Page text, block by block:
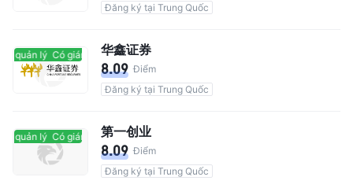
Đăng ký tại Trung Quốc
quản lý Có giám sát quản lý
华鑫证券
8.09 Điểm
Đăng ký tại Trung Quốc
quản lý Có giám sát quản lý
第一创业
8.09 Điểm
Đăng ký tại Trung Quốc